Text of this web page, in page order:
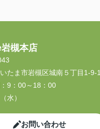
槻本店
たま市岩槻区城南５丁目1-9-1
9：00～18：00
（水）
お問い合わせ